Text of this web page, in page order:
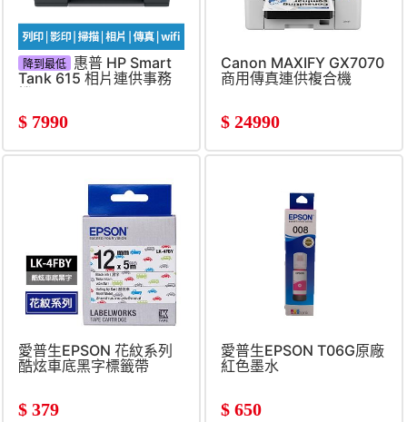
降到最低
惠普 HP Smart
Tank 615 相片連供事務
機
$ 7990
Canon MAXIFY GX7070
商用傳真連供複合機
$ 24990
愛普生EPSON 花紋系列
酷炫車底黑字標籤帶
$ 379
愛普生EPSON T06G原廠
紅色墨水
$ 650